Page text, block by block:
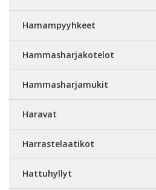
Hamampyyhkeet
Hammasharjakotelot
Hammasharjamukit
Haravat
Harrastelaatikot
Hattuhyllyt